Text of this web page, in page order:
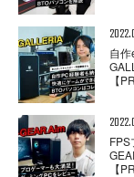
自
【
【